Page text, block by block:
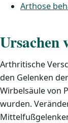
Arthose
Ursachen
Arthritische
den Gelenken
Wirbelsäule von
wurden.